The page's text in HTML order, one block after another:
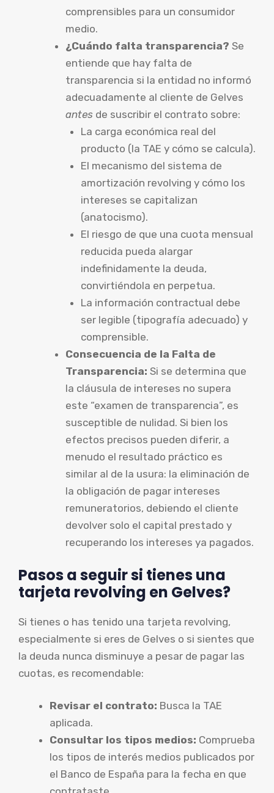
comprensibles para un consumidor
medio.
¿Cuándo falta transparencia? Se
entiende que hay falta de
transparencia si la entidad no informó
adecuadamente al cliente de Gelves
antes de suscribir el contrato sobre:
La carga económica real del
producto (la TAE y cómo se calcula).
El mecanismo del sistema de
amortización revolving y cómo los
intereses se capitalizan
(anatocismo).
El riesgo de que una cuota mensual
reducida pueda alargar
indefinidamente la deuda,
convirtiéndola en perpetua.
La información contractual debe
ser legible (tipografía adecuado) y
comprensible.
Consecuencia de la Falta de
Transparencia: Si se determina que
la cláusula de intereses no supera
este “examen de transparencia”, es
susceptible de nulidad. Si bien los
efectos precisos pueden diferir, a
menudo el resultado práctico es
similar al de la usura: la eliminación de
la obligación de pagar intereses
remuneratorios, debiendo el cliente
devolver solo el capital prestado y
recuperando los intereses ya pagados.
Pasos a seguir si tienes una
tarjeta revolving en Gelves?
Si tienes o has tenido una tarjeta revolving,
especialmente si eres de Gelves o si sientes que
la deuda nunca disminuye a pesar de pagar las
cuotas, es recomendable:
Revisar el contrato: Busca la TAE
aplicada.
Consultar los tipos medios: Comprueba
los tipos de interés medios publicados por
el Banco de España para la fecha en que